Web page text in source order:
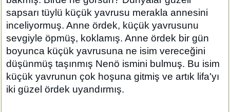
sapsarı tüylü küçük yavrusu merakla annesini
inceliyormuş. Anne ördek, küçük yavrusunu
sevgiyle öpmüş, koklamış. Anne ördek bir gün
boyunca küçük yavrusuna ne isim vereceğini
düşünmüş taşınmış Nenö ismini bulmuş. Bu isim
küçük yavrunun çok hoşuna gitmiş ve artık lifa'yı
iki güzel ördek uyandırmış.